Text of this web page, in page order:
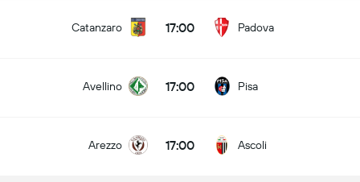
Catanzaro 17:00 Padova
Avellino 17:00 Pisa
Arezzo 17:00 Ascoli